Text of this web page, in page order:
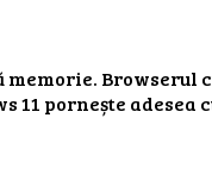
memorie.
11 pornește